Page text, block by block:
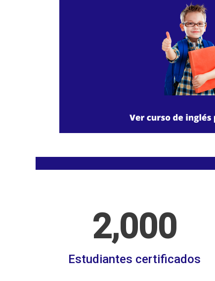
2,000
Estudiantes certificados